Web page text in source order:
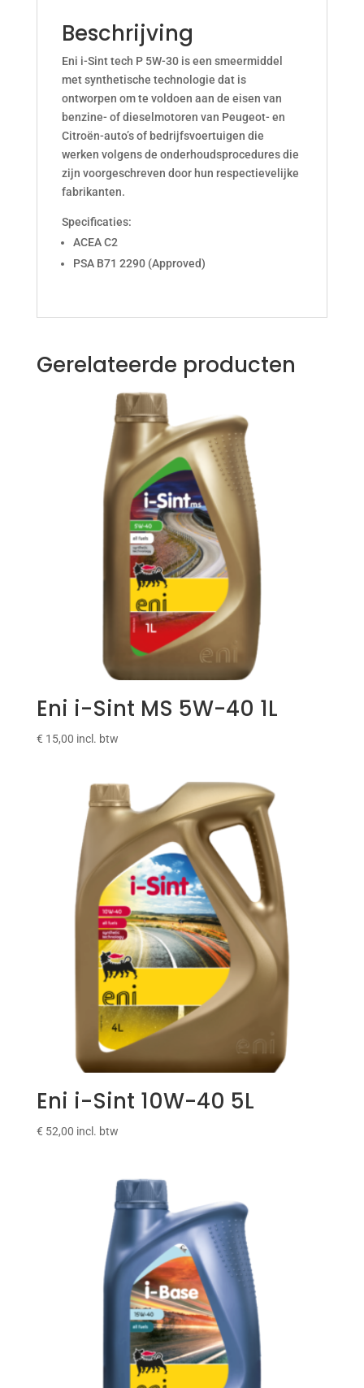
Beschrijving
Eni i-Sint tech P 5W-30 is een smeermiddel
met synthetische technologie dat is
ontworpen om te voldoen aan de eisen van
benzine- of dieselmotoren van Peugeot- en
Citroën-auto’s of bedrijfsvoertuigen die
werken volgens de onderhoudsprocedures die
zijn voorgeschreven door hun respectievelijke
fabrikanten.
Specificaties:
ACEA C2
PSA B71 2290 (Approved)
Gerelateerde producten
Eni i-Sint MS 5W-40 1L
€ 15,00 incl. btw
Eni i-Sint 10W-40 5L
€ 52,00 incl. btw